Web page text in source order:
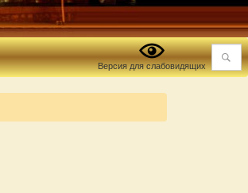
Версия для слабовидящих Поиск